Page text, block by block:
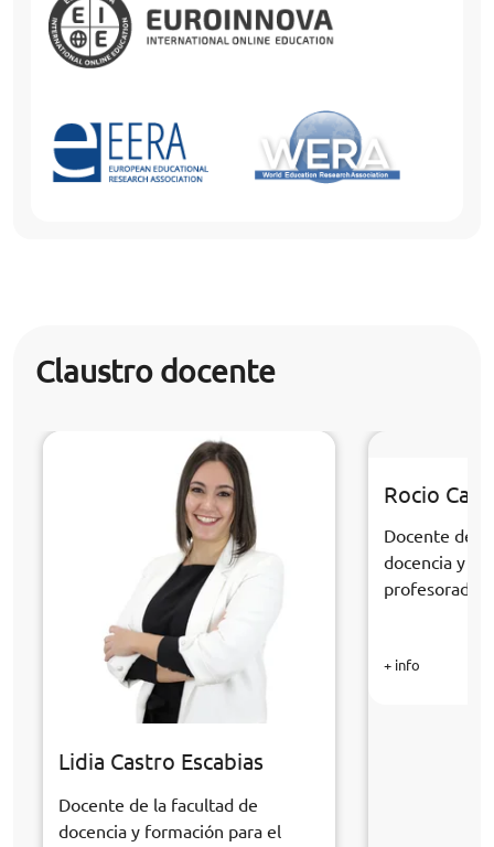
Claustro docente
Lidia Castro Escabias
Docente de la facultad de
docencia y formación para el
Rocio
Docente de
docencia y
profesorado
+ info